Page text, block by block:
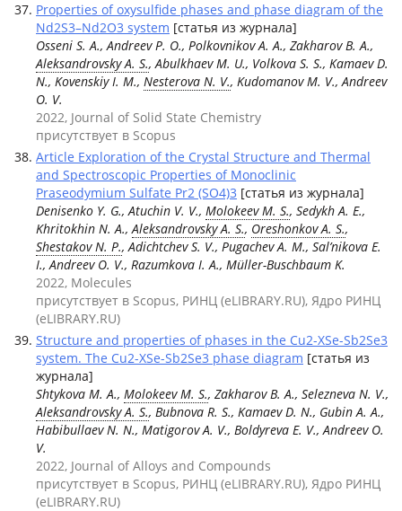
Properties of oxysulfide phases and phase diagram of the
Nd2S3–Nd2O3 system [статья из журнала]
Osseni S. А., Andreev P. O., Polkovnikov A. A., Zakharov B. A.,
Aleksandrovsky A. S., Abulkhaev M. U., Volkova S. S., Kamaev D.
N., Kovenskiy I. M., Nesterova N. V., Kudomanov M. V., Andreev
O. V.
2022, Journal of Solid State Chemistry
присутствует в Scopus
Article Exploration of the Crystal Structure and Thermal
and Spectroscopic Properties of Monoclinic
Praseodymium Sulfate Pr2 (SO4)3 [статья из журнала]
Denisenko Y. G., Atuchin V. V., Molokeev M. S., Sedykh A. E.,
Khritokhin N. A.,Aleksandrovsky A. S., Oreshonkov A. S.,
Shestakov N. P., Adichtchev S. V., Pugachev A. M., Sal’nikova E.
I., Andreev O. V., Razumkova I. A., Müller-Buschbaum K.
2022, Molecules
присутствует в Scopus, РИНЦ (eLIBRARY.RU), Ядро РИНЦ
(eLIBRARY.RU)
Structure and properties of phases in the Cu2-ХSe-Sb2Se3
system. The Cu2-XSe-Sb2Se3 phase diagram [статья из
журнала]
Shtykova M. A., Molokeev M. S., Zakharov B. A., Selezneva N. V.,
Aleksandrovsky A. S., Bubnova R. S., Kamaev D. N., Gubin A. A.,
Habibullaev N. N., Matigorov A. V., Boldyreva E. V., Andreev O.
V.
2022, Journal of Alloys and Compounds
присутствует в Scopus, РИНЦ (eLIBRARY.RU), Ядро РИНЦ
(eLIBRARY.RU)